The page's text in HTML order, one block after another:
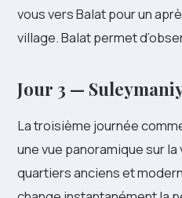
vous vers Balat pour un
village. Balat permet
Jour 3 —
La troisième journée
une vue panoramique sur
quartiers anciens et